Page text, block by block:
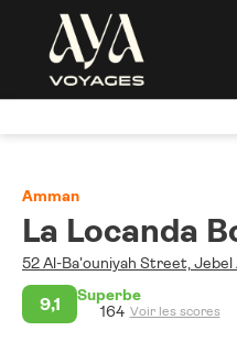
Amman
La Locanda
52 Al-Ba'ouniyah Street, Jebel
9,1
Superbe
164 Voir les scores